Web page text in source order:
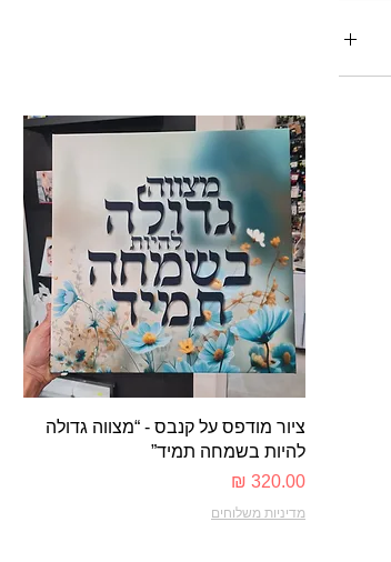
תצוגה מהירה
ציור מודפס על קנבס - “מצווה גדולה
להיות בשמחה תמיד”
מחיר
מדיניות משלוחים